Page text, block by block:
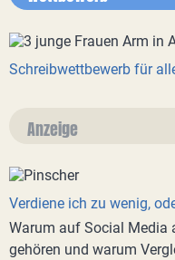
Schreibwettbewerb für
Anzeige
Verdiene ich zu wenig,
Warum auf Social Media
gehören und warum